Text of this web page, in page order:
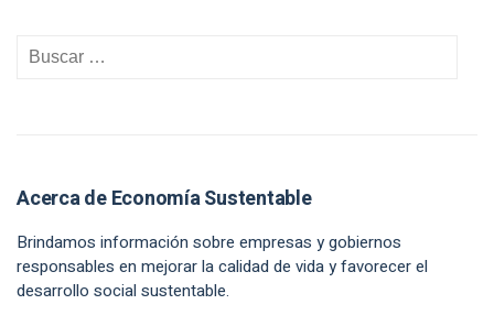
Acerca de Economía Sustentable
Brindamos información sobre empresas y gobiernos
responsables en mejorar la calidad de vida y favorecer el
desarrollo social sustentable.